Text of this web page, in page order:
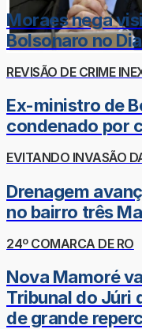
Moraes nega
Bolsonaro no
REVISÃO DE CRIME
Ex-ministro de
condenado por
EVITANDO INVASÃO
Drenagem
no bairro três
24º COMARCA DE RO
Nova Mamoré
Tribunal do Júri
de grande